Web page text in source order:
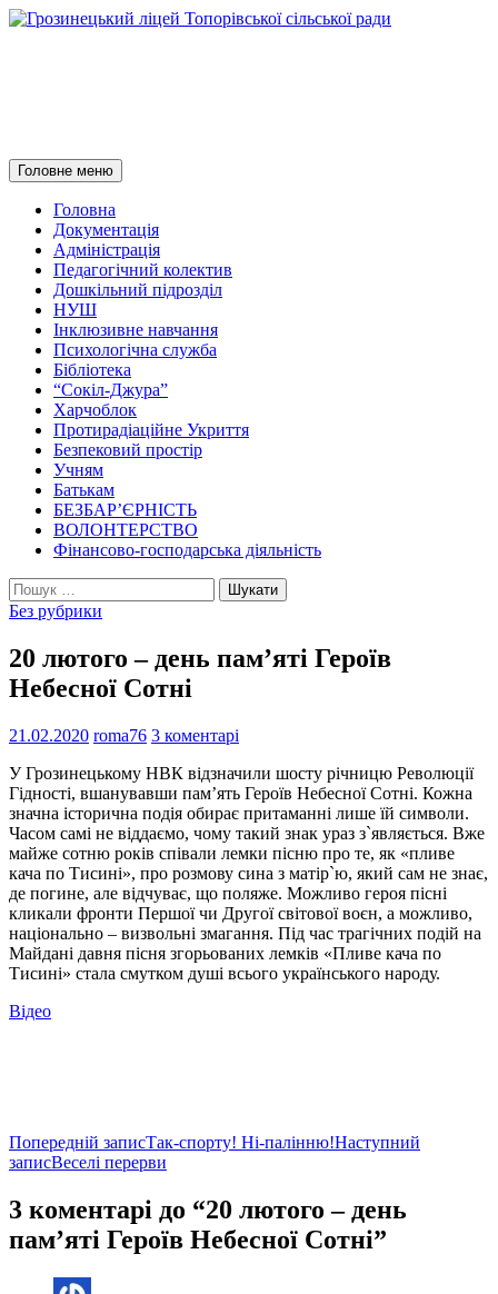
Пошук
Головне меню Перейти
до
Головна
Документація
Адміністрація
Педагогічний колектив
Дошкільний підрозділ
НУШ
Інклюзивне навчання
Психологічна служба
Бібліотека
“Сокіл-Джура”
Харчоблок
Протирадіаційне Укриття
Безпековий простір
Учням
Батькам
БЕЗБАР’ЄРНІСТЬ
ВОЛОНТЕРСТВО
Фінансово-господарська діяльність
Пошук:
Без рубрики
20 лютого – день пам’яті Героїв
Небесної Сотні
21.02.2020 roma76 3 коментарі
У Грозинецькому НВК відзначили шосту річницю Революції
Гідності, вшанувавши пам’ять Героїв Небесної Сотні. Кожна
значна історична подія обирає притаманні лише їй символи.
Часом самі не віддаємо, чому такий знак ураз з`являється. Вже
майже сотню років співали лемки пісню про те, як «пливе
кача по Тисині», про розмову сина з матір`ю, який сам не знає,
де погине, але відчуває, що поляже. Можливо героя пісні
кликали фронти Першої чи Другої світової воєн, а можливо,
національно – визвольні змагання. Під час трагічних подій на
Майдані давня пісня згорьованих лемків «Пливе кача по
Тисині» стала смутком душі всього українського народу.
Відео
Навігація
по
записам
Попередній записТак-спорту! Ні-палінню!Наступний
записВеселі перерви
3 коментарі до “20 лютого – день
пам’яті Героїв Небесної Сотні”